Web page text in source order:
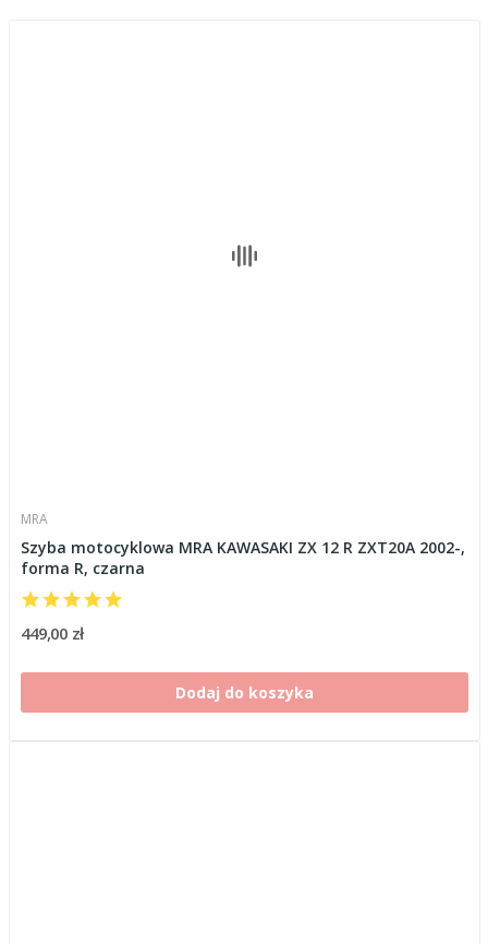
MRA
Szyba motocyklowa MRA KAWASAKI ZX 12 R ZXT20A 2002-,
forma R, czarna
449,00 zł
Dodaj do koszyka